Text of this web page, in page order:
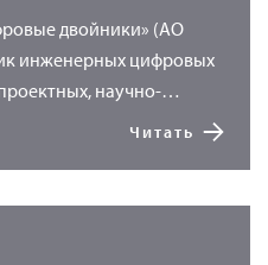
двойники» (АО
инженерных цифровых
научно-
Читать